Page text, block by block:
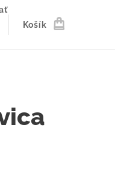
Košík